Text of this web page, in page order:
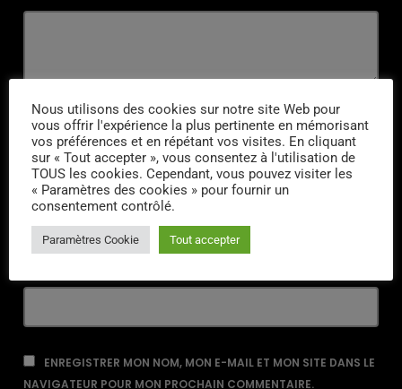
NOM*
EMAIL*
ENREGISTRER MON NOM, MON E-MAIL ET MON SITE DANS LE
NAVIGATEUR POUR MON PROCHAIN COMMENTAIRE.
Nous utilisons des cookies sur notre site Web pour
vous offrir l'expérience la plus pertinente en mémorisant
vos préférences et en répétant vos visites. En cliquant
sur « Tout accepter », vous consentez à l'utilisation de
TOUS les cookies. Cependant, vous pouvez visiter les
« Paramètres des cookies » pour fournir un
consentement contrôlé.
Paramètres Cookie Tout accepter